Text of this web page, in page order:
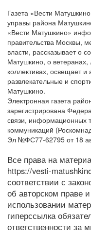
Газета «Вести
управы района
«Вести Матушкино»
правительства Москвы,
власти, рассказывает о
Матушкино, о ветеранах,
коллективах, освещает и
развлекательные и
Матушкино.
Электронная газета
зарегистрирована
связи, информационных
коммуникаций
Эл №ФС77-62795 от 18
Все права на
https://vesti-
соответствии с
об авторском праве
использовании
гиперссылка
ответственности за